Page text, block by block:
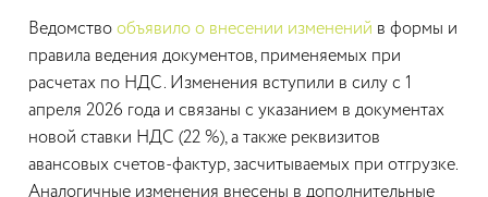
Ведомство объявило о внесении изменений в формы и
правила ведения документов, применяемых при
расчетах по НДС. Изменения вступили в силу с 1
апреля 2026 года и связаны с указанием в документах
новой ставки НДС (22 %), а также реквизитов
авансовых счетов-фактур, засчитываемых при отгрузке.
Аналогичные изменения внесены в дополнительные